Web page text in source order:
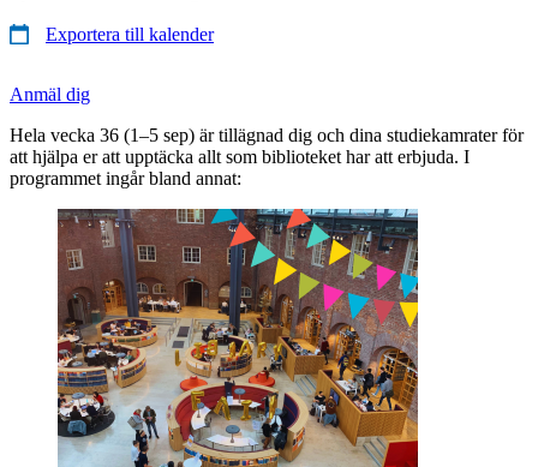
Exportera till kalender
Anmäl dig
Hela vecka 36 (1–5 sep) är tillägnad dig och dina studiekamrater för
att hjälpa er att upptäcka allt som biblioteket har att erbjuda. I
programmet ingår bland annat: